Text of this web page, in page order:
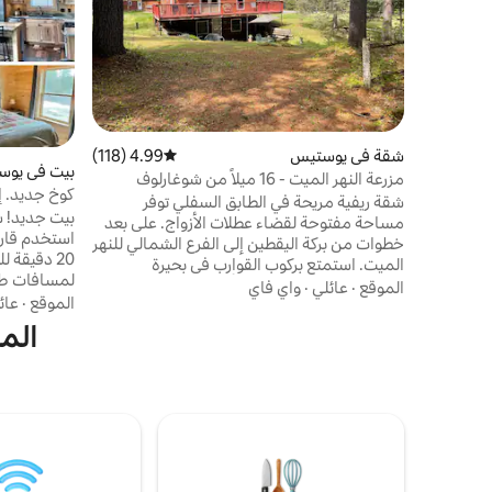
شقة في يوستيس متوسط التقييم 4.99 من 5، 118 مراجعات
4.99 (118)
مزرعة النهر الميت - 16 ميلاً من شوغارلوف
شقة ريفية مريحة في الطابق السفلي توفر
مساحة مفتوحة لقضاء عطلات الأزواج. على بعد
خطوات من بركة اليقطين إلى الفرع الشمالي للنهر
الميت. استمتع بركوب القوارب في بحيرة
فلاغستاف القريبة، وصيد الأسماك، والصيد،
وركوب الدراجة النارية/التزلج على الجليد لأميال
الموقع · عائلي · واي فاي
بيت في
كوخ جديد.
قوارب
بيت جديد!
20
الثلج
جاكوزي،
إنترنت
بعد
الموقع ·